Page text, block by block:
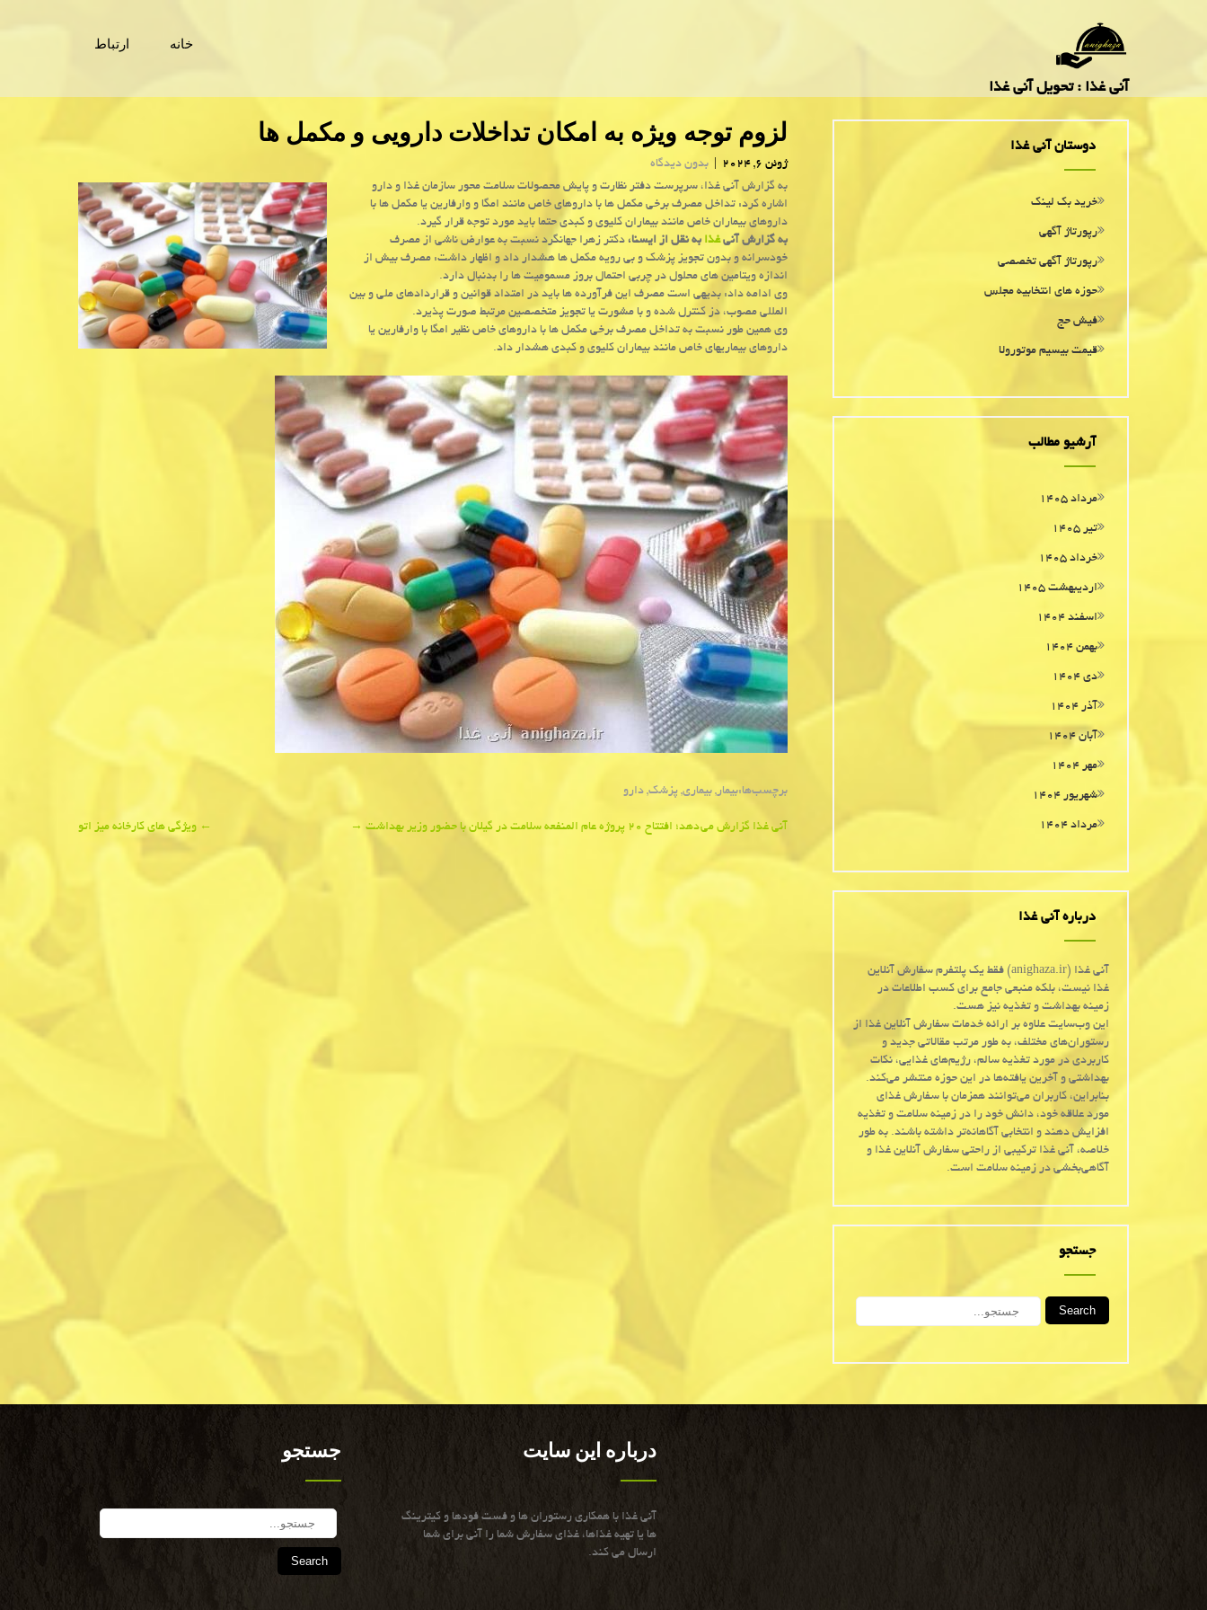
آنی غذا : تحویل آنی غذا
خانه ارتباط
لزوم توجه ویژه به امکان تداخلات دارویی و مکمل ها
ژوئن 6, 2024
بدون دیدگاه
به گزارش آنی غذا، سرپرست دفتر نظارت و پایش محصولات سلامت محور سازمان غذا و دارو
اشاره کرد: تداخل مصرف برخی مکمل ها با داروهای خاص مانند امگا و وارفارین یا مکمل ها با
داروهای بیماران خاص مانند بیماران کلیوی و کبدی حتما باید مورد توجه قرار گیرد.
به گزارش آنیغذا به نقل از ایسنا، دکتر زهرا جهانگرد نسبت به عوارض ناشی از مصرف
خودسرانه و بدون تجویز پزشک و بی رویه مکمل ها هشدار داد و اظهار داشت: مصرف بیش از
اندازه ویتامین های محلول در چربی احتمال بروز مسمومیت ها را بدنبال دارد.
وی ادامه داد: بدیهی است مصرف این فرآورده ها باید در امتداد قوانین و قراردادهای ملی و بین
المللی مصوب، دز کنترل شده و با مشورت یا تجویز متخصصین مرتبط صورت پذیرد.
وی همین طور نسبت به تداخل مصرف برخی مکمل ها با داروهای خاص نظیر امگا با وارفارین یا
داروهای بیماریهای خاص مانند بیماران کلیوی و کبدی هشدار داد.
برچسب‌ها:بیمار, بیماری, پزشك, دارو
Post
← ویژگی های کارخانه میز اتو آنی غذا گزارش می دهد؛ افتتاح ۲۰ پروژه عام المنفعه سلامت در گیلان با حضور وزیر بهداشت →
دوستان آنی غذا
خرید بک لینک
رپورتاژ آگهی
رپورتاژ آگهی تخصصی
حوزه های انتخابیه مجلس
فیش حج
قیمت بیسیم موتورولا
آرشیو مطالب
مرداد ۱۴۰۵
تیر ۱۴۰۵
خرداد ۱۴۰۵
اردیبهشت ۱۴۰۵
اسفند ۱۴۰۴
بهمن ۱۴۰۴
دی ۱۴۰۴
آذر ۱۴۰۴
آبان ۱۴۰۴
مهر ۱۴۰۴
شهریور ۱۴۰۴
مرداد ۱۴۰۴
درباره آنی غذا
آنی غذا (anighaza.ir) فقط یک پلتفرم سفارش آنلاین
غذا نیست، بلکه منبعی جامع برای کسب اطلاعات در
زمینه بهداشت و تغذیه نیز هست.
این وب‌سایت علاوه بر ارائه خدمات سفارش آنلاین غذا از
رستوران‌های مختلف، به طور مرتب مقالاتی جدید و
کاربردی در مورد تغذیه سالم، رژیم‌های غذایی، نکات
بهداشتی و آخرین یافته‌ها در این حوزه منتشر می‌کند.
بنابراین، کاربران می‌توانند همزمان با سفارش غذای
مورد علاقه خود، دانش خود را در زمینه سلامت و تغذیه
افزایش دهند و انتخابی آگاهانه‌تر داشته باشند. به طور
خلاصه، آنی غذا ترکیبی از راحتی سفارش آنلاین غذا و
آگاهی‌بخشی در زمینه سلامت است.
جستجو
Search
جستجو درباره این سایت
آنی غذا با همكاری رستوران ها و فست فودها و كیترینگ
ها یا تهیه غذاها، غذای سفارش شما را آنی برای شما
ارسال می كند.